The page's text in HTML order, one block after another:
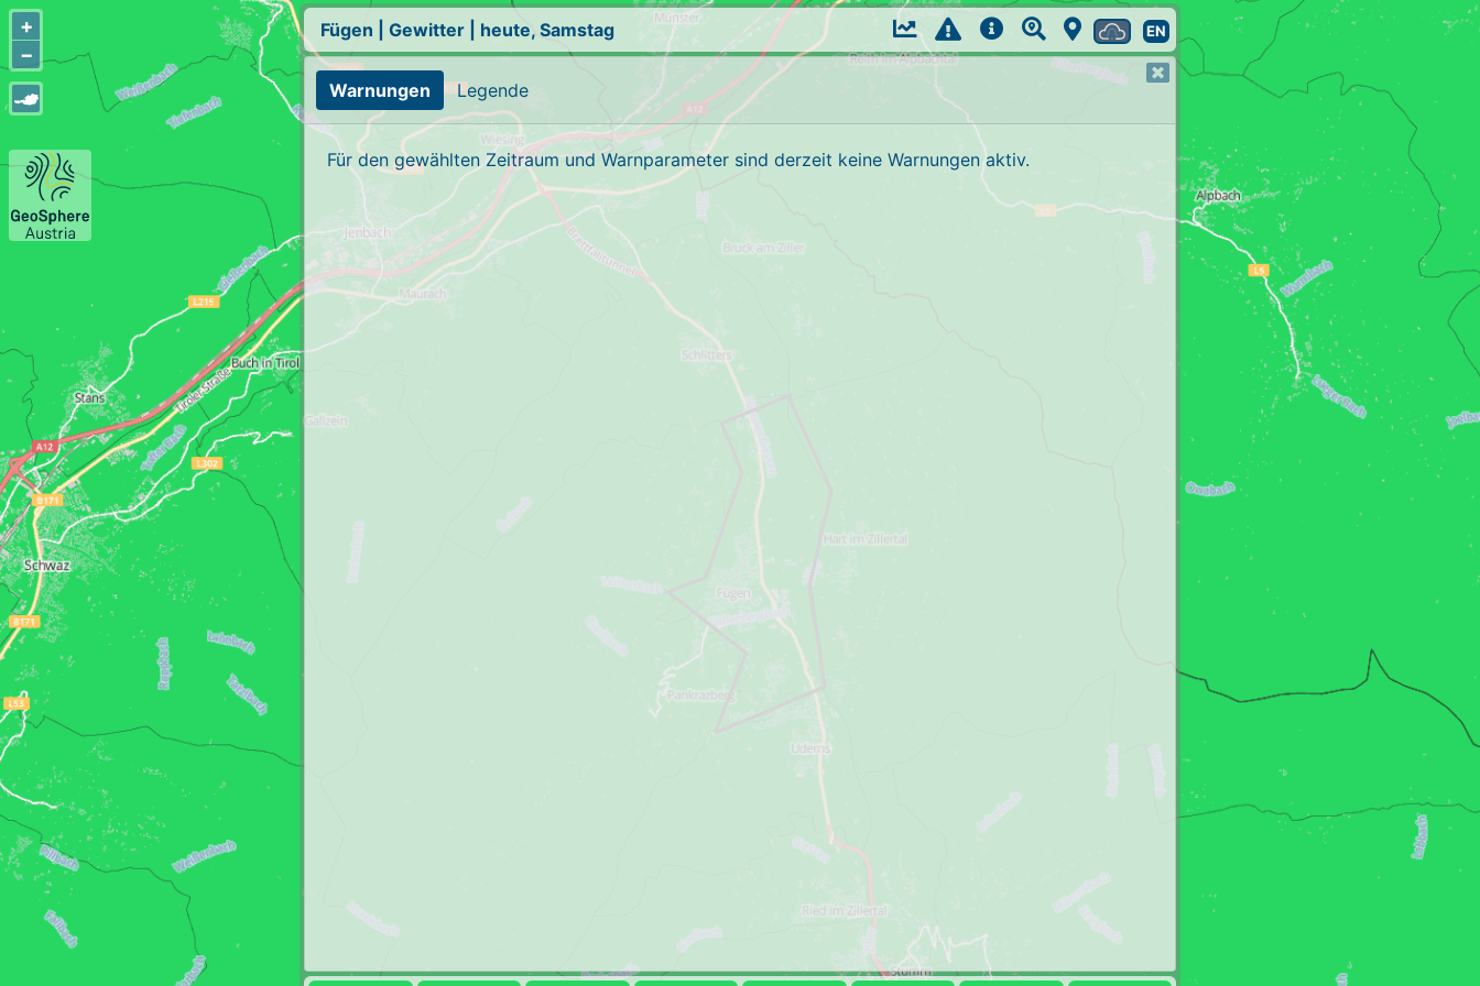
+
−
Fügen Gewitter heute, Samstag EN
Warnungen Legende
Für den gewählten Zeitraum und Warnparameter sind derzeit keine Warnungen aktiv.